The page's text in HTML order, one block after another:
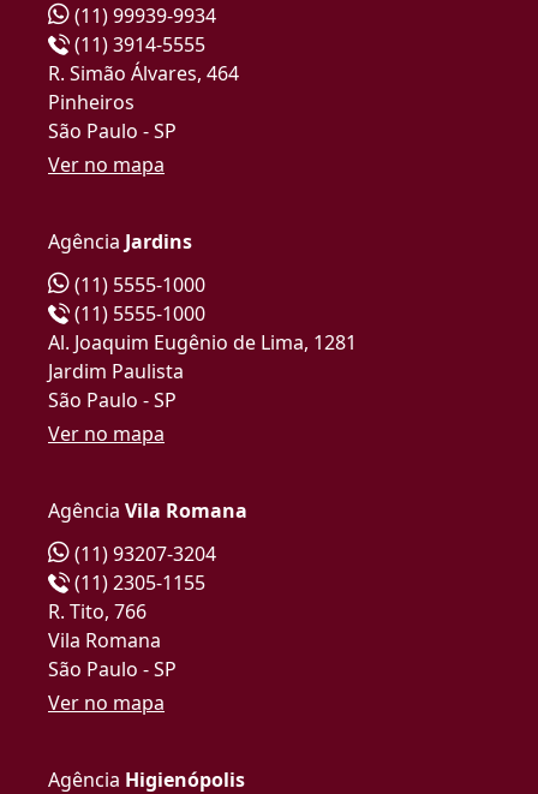
(11) 99939-9934
(11) 3914-5555
R. Simão Álvares, 464
Pinheiros
São Paulo - SP
Ver no mapa
Agência Jardins
(11) 5555-1000
(11) 5555-1000
Al. Joaquim Eugênio de Lima, 1281
Jardim Paulista
São Paulo - SP
Ver no mapa
Agência Vila Romana
(11) 93207-3204
(11) 2305-1155
R. Tito, 766
Vila Romana
São Paulo - SP
Ver no mapa
Agência Higienópolis